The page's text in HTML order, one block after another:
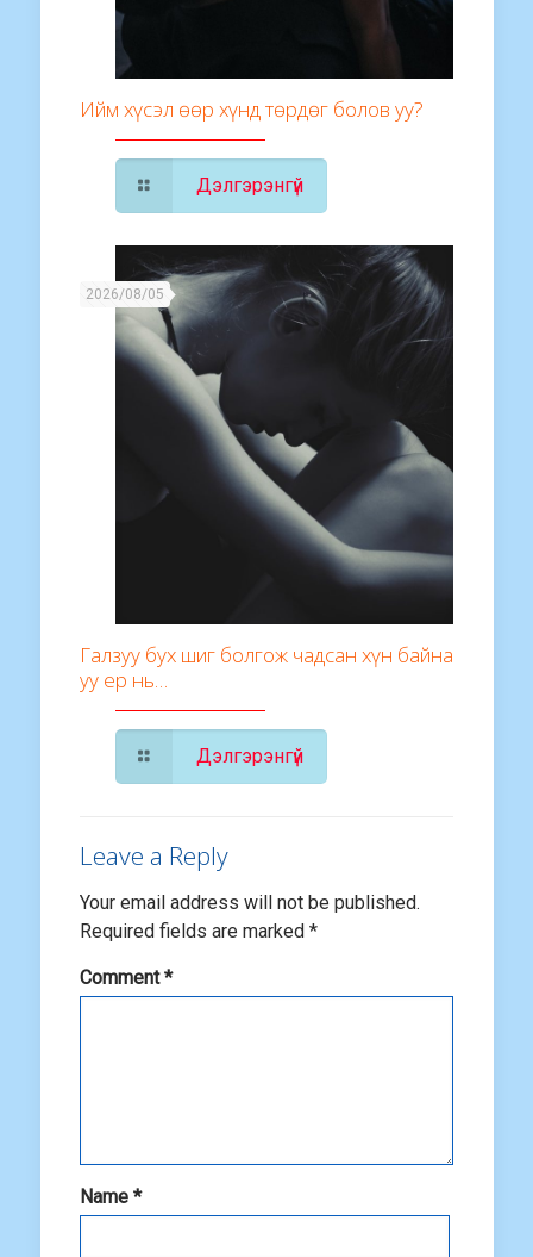
Ийм хүсэл өөр хүнд төрдөг болов уу?
Дэлгэрэнгүй
2026/08/05
Галзуу бух шиг болгож чадсан хүн байна
уу ер нь…
Дэлгэрэнгүй
Leave a Reply
Your email address will not be published.
Required fields are marked *
Comment*
Name *